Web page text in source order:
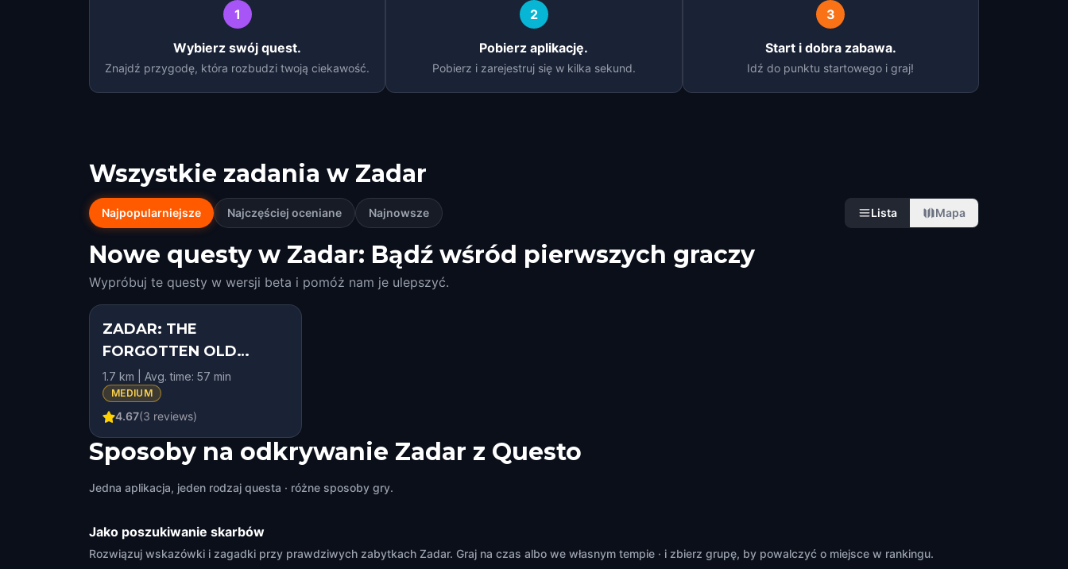
1
Wybierz swój quest.
Znajdź przygodę, która rozbudzi twoją ciekawość.
2
Pobierz aplikację.
Pobierz i zarejestruj się w kilka sekund.
3
Start i dobra zabawa.
Idź do punktu startowego i graj!
Wszystkie zadania w Zadar
Najpopularniejsze Najczęściej oceniane Najnowsze Lista Mapa
Nowe questy w Zadar: Bądź wśród pierwszych graczy
Wypróbuj te questy w wersji beta i pomóż nam je ulepszyć.
ZADAR: THE
FORGOTTEN OLD
SLAVIC WORLDVIEW
1.7 km | Avg. time: 57 min
MEDIUM
4.67(3 reviews)
Sposoby na odkrywanie Zadar z Questo
Jedna aplikacja, jeden rodzaj questa · różne sposoby gry.
Jako poszukiwanie skarbów
Rozwiązuj wskazówki i zagadki przy prawdziwych zabytkach Zadar. Graj na czas albo we własnym tempie · i zbierz grupę, by powalczyć o miejsce w rankingu.